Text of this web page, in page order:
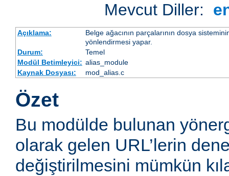
Mevcut Diller:
Açıklama:
Belge ağacının parçalarının dosya
yönlendirmesi yapar.
Durum:
Temel
Modül Betimleyici: alias_module
Kaynak Dosyası:
mod_alias.c
Özet
Bu modülde bulunan
olarak gelen URL’lerin
değiştirilmesini mümkün